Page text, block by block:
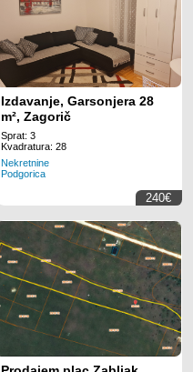
Izdavanje, Garsonjera 28
m², Zagorič
Sprat: 3
Kvadratura: 28
Nekretnine
Podgorica
240€